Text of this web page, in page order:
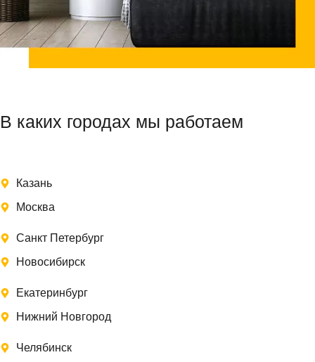
В каких городах мы работаем
Казань
Москва
Санкт Петербург
Новосибирск
Екатеринбург
Нижний Новгород
Челябинск